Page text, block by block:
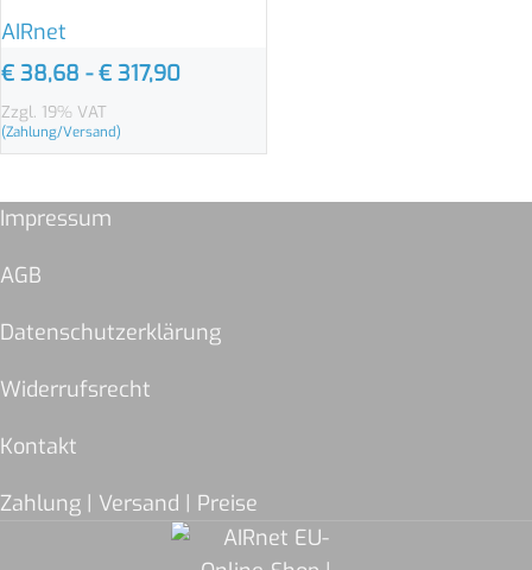
AIRnet
€ 38,68 -€ 317,90
Zzgl. 19% VAT
(Zahlung/Versand)
Impressum
AGB
Datenschutzerklärung
Widerrufsrecht
Kontakt
Zahlung | Versand | Preise